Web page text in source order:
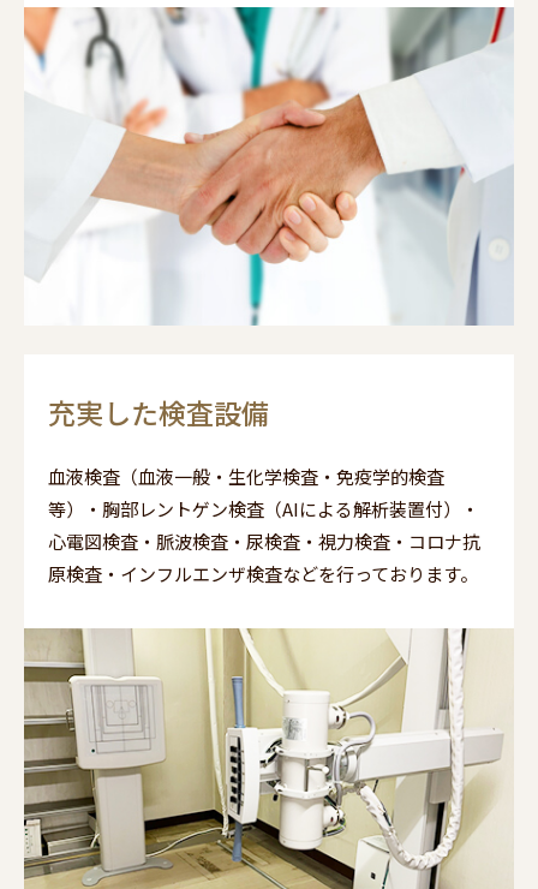
充実した検査設備
血液検査（血液一般・生化学検査・免疫学的検査
等）・胸部レントゲン検査（AIによる解析装置付）・
心電図検査・脈波検査・尿検査・視力検査・コロナ抗
原検査・インフルエンザ検査などを行っております。